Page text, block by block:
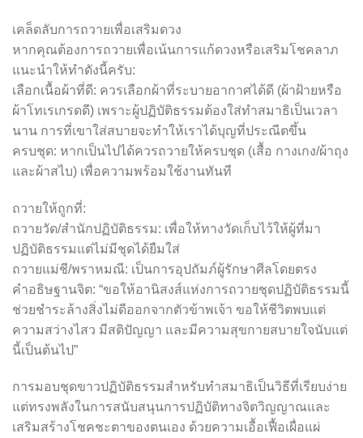
เคล็ดลับการถวายเพื่อเสริมดวง
หากคุณต้องการถวายเพื่อเน้นการแก้ดวงหรือเสริมโชคลาภ
แนะนำให้ทำดังนี้ครับ:
เลือกเนื้อผ้าที่ดี: ควรเลือกผ้าที่ระบายอากาศได้ดี (ผ้าฝ้ายหรือ
ผ้าโทเรเกรดดี) เพราะผู้ปฏิบัติธรรมต้องใส่ทำสมาธิเป็นเวลา
นาน การที่เขาใส่สบายจะทำให้เราได้บุญที่ประณีตขึ้น
ครบชุด: หากเป็นไปได้ควรถวายให้ครบชุด (เสื้อ กางเกง/ผ้าถุง
และผ้าสไบ) เพื่อความพร้อมใช้งานทันที
ถวายให้ถูกที่:
ถวายวัด/สำนักปฏิบัติธรรม: เพื่อให้ทางวัดเก็บไว้ให้ผู้ที่มา
ปฏิบัติธรรมแต่ไม่มีชุดได้ยืมใส่
ถวายแม่ชี/พราหมณี: เป็นการอุปถัมภ์ผู้รักษาศีลโดยตรง
คำอธิษฐานจิต: “ขอให้อานิสงส์แห่งการถวายชุดปฏิบัติธรรมนี้
ช่วยชำระล้างสิ่งไม่ดีออกจากตัวข้าพเจ้า ขอให้ชีวิตพบแต่
ความสว่างไสว มีสติปัญญา และมีความสุขกายสบายใจนับแต่
นี้เป็นต้นไป”
การมอบชุดขาวปฏิบัติธรรมสำหรับทำสมาธิเป็นวิธีที่เรียบง่าย
แต่ทรงพลังในการสนับสนุนการปฏิบัติทางจิตวิญญาณและ
เสริมสร้างโชคชะตาของตนเอง ด้วยความเอื้อเฟื้อเผื่อแผ่